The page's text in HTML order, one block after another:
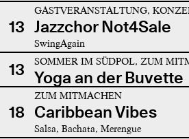
13
GASTVERANSTALTUNG,
Jazzchor Not4Sale
SwingAgain
13 SOMMER IM SÜDPOL, ZUM
Yoga an der Buvette
18
ZUM MITMACHEN
Caribbean Vibes
Salsa, Bachata, Merengue